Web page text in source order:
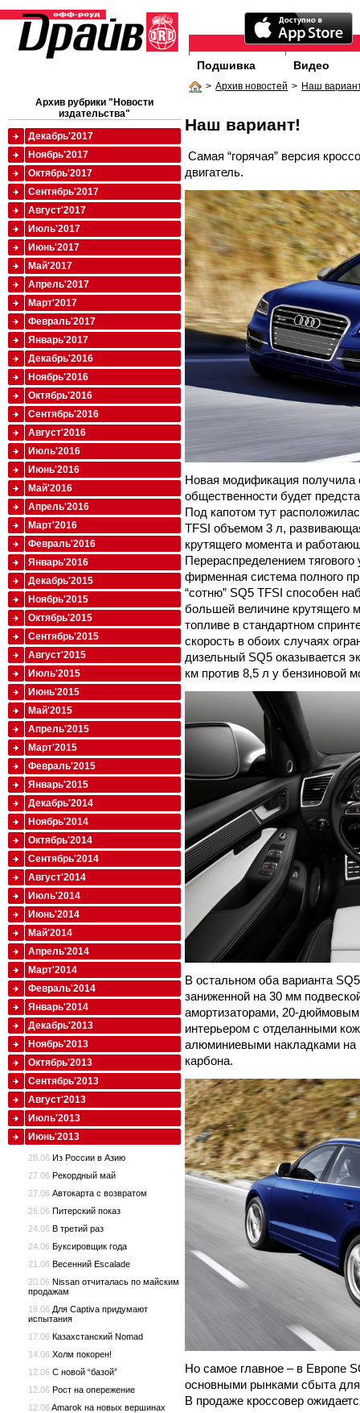
Подшивка Видео
> Архив новостей > Наш
Наш вариант!
Самая “горячая” версия
двигатель.
Новая модификация получила
общественности будет
Под капотом тут
TFSI объемом 3 л,
крутящего момента и
Перераспределением
фирменная система полного
“сотню” SQ5 TFSI способен
большей величине крутящего
топливе в стандартном
скорость в обоих случаях
дизельный SQ5 оказывается
км против 8,5 л у бензиновой
В остальном оба варианта
заниженной на 30 мм
амортизаторами, 20-
интерьером с отделанными
алюминиевыми накладками на
карбона.
Но самое главное – в Европе
основными рынками сбыта
В продаже кроссовер
Архив рубрики "Новости
издательства"
Декабрь'2017
Ноябрь'2017
Октябрь'2017
Сентябрь'2017
Август'2017
Июль'2017
Июнь'2017
Май'2017
Апрель'2017
Март'2017
Февраль'2017
Январь'2017
Декабрь'2016
Ноябрь'2016
Октябрь'2016
Сентябрь'2016
Август'2016
Июль'2016
Июнь'2016
Май'2016
Апрель'2016
Март'2016
Февраль'2016
Январь'2016
Декабрь'2015
Ноябрь'2015
Октябрь'2015
Сентябрь'2015
Август'2015
Июль'2015
Июнь'2015
Май'2015
Апрель'2015
Март'2015
Февраль'2015
Январь'2015
Декабрь'2014
Ноябрь'2014
Октябрь'2014
Сентябрь'2014
Август'2014
Июль'2014
Июнь'2014
Май'2014
Апрель'2014
Март'2014
Февраль'2014
Январь'2014
Декабрь'2013
Ноябрь'2013
Октябрь'2013
Сентябрь'2013
Август'2013
Июль'2013
Июнь'2013
28.06 Из России в Азию
27.06 Рекордный май
27.06 Автокарта с возвратом
26.06 Питерский показ
24.06 В третий раз
24.06 Буксировщик года
21.06 Весенний Escalade
20.06 Nissan отчиталась по майским
продажам
19.06 Для Captiva придумают
испытания
17.06 Казахстанский Nomad
14.06 Холм покорен!
12.06 С новой “базой”
12.06 Рост на опережение
12.06Amarok на новых вершинах